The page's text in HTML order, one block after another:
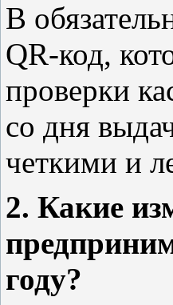
В
QR-код,
проверки
со дня
четкими и
2. Какие
году?